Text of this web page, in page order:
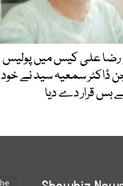
رضا علی کیس میں پولیس
ڈاکٹر سمعیہ سید نے خود
بس قرار دے دیا